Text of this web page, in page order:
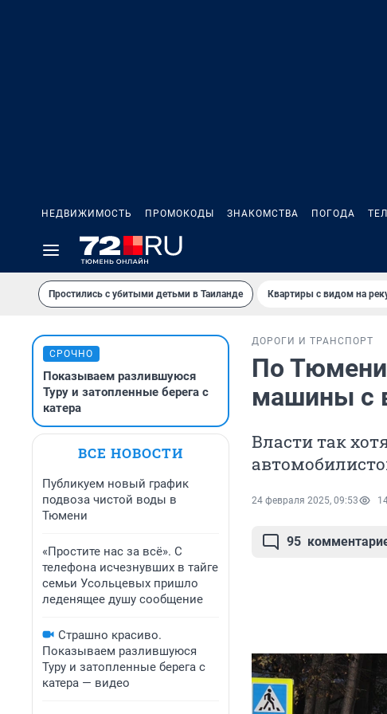
НЕДВИЖИМОСТЬ ПРОМОКОДЫ ЗНАКОМСТВА ПОГОДА
Простились с убитыми детьми в Таиланде Квартиры с видом на
СРОЧНО
Показываем разлившуюся
Туру и затопленные берега с
катера
ВСЕ НОВОСТИ
Публикуем новый график
подвоза чистой воды в
Тюмени
«Простите нас за всё». С
телефона исчезнувших в тайге
семьи Усольцевых пришло
леденящее душу сообщение
Страшно красиво.
Показываем разлившуюся
Туру и затопленные берега с
катера — видео
ДОРОГИ И ТРАНСПОРТ
По Тюмени
машины с
Власти так
24 февраля 2025, 09:53
95